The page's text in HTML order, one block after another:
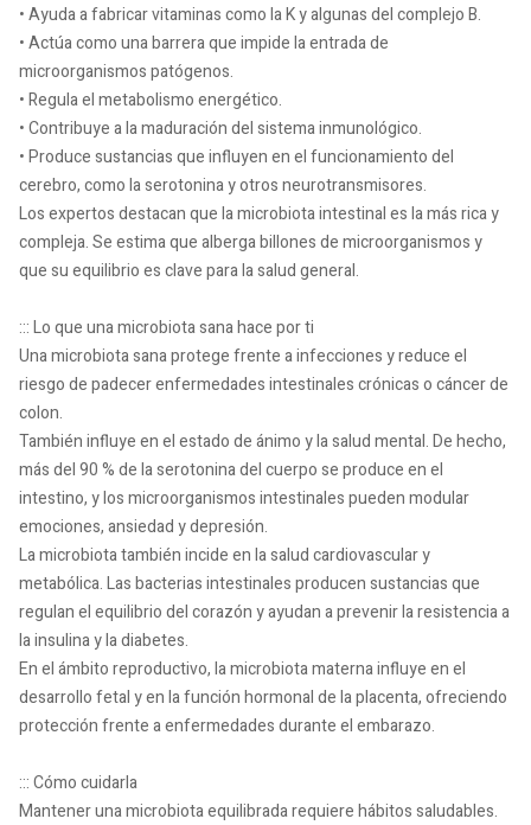
• Ayuda a fabricar vitaminas como la K y algunas del complejo B.
• Actúa como una barrera que impide la entrada de
microorganismos patógenos.
• Regula el metabolismo energético.
• Contribuye a la maduración del sistema inmunológico.
• Produce sustancias que influyen en el funcionamiento del
cerebro, como la serotonina y otros neurotransmisores.
Los expertos destacan que la microbiota intestinal es la más rica y
compleja. Se estima que alberga billones de microorganismos y
que su equilibrio es clave para la salud general.
::: Lo que una microbiota sana hace por ti
Una microbiota sana protege frente a infecciones y reduce el
riesgo de padecer enfermedades intestinales crónicas o cáncer de
colon.
También influye en el estado de ánimo y la salud mental. De hecho,
más del 90 % de la serotonina del cuerpo se produce en el
intestino, y los microorganismos intestinales pueden modular
emociones, ansiedad y depresión.
La microbiota también incide en la salud cardiovascular y
metabólica. Las bacterias intestinales producen sustancias que
regulan el equilibrio del corazón y ayudan a prevenir la resistencia a
la insulina y la diabetes.
En el ámbito reproductivo, la microbiota materna influye en el
desarrollo fetal y en la función hormonal de la placenta, ofreciendo
protección frente a enfermedades durante el embarazo.
::: Cómo cuidarla
Mantener una microbiota equilibrada requiere hábitos saludables.